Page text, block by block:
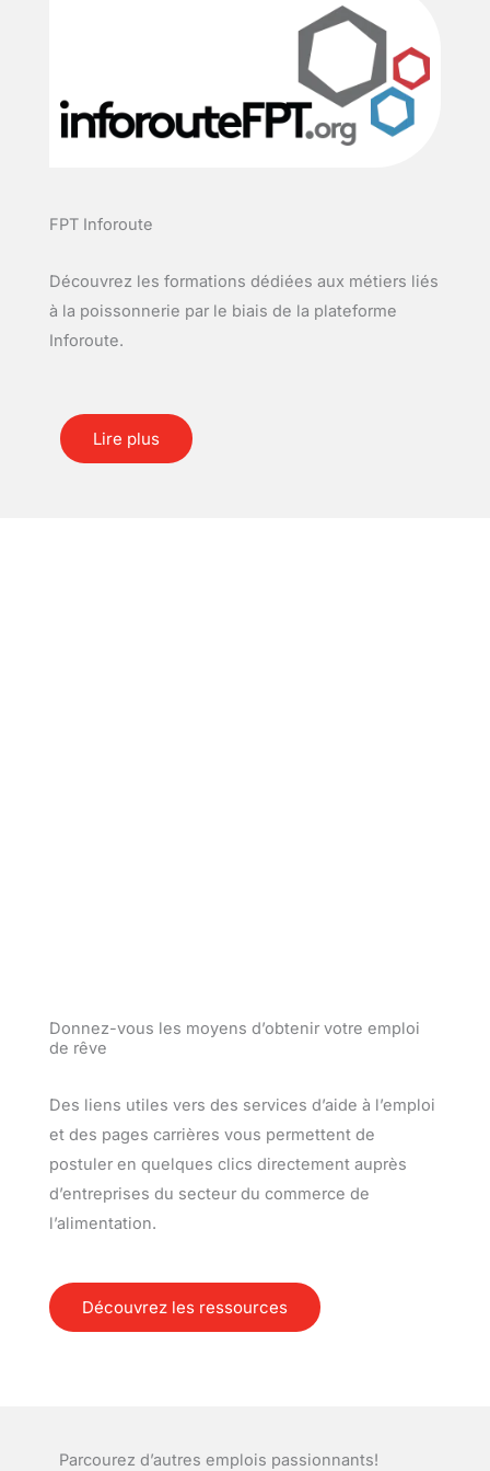
FPT Inforoute
Découvrez les formations dédiées aux métiers liés
à la poissonnerie par le biais de la plateforme
Inforoute.
Lire plus
Donnez-vous les moyens d’obtenir votre emploi
de rêve
Des liens utiles vers des services d’aide à l’emploi
et des pages carrières vous permettent de
postuler en quelques clics directement auprès
d’entreprises du secteur du commerce de
l’alimentation.
Découvrez les ressources
Parcourez d’autres emplois passionnants!